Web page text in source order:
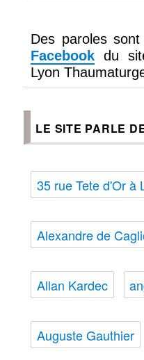
Des paroles
Facebook du
Lyon
LE SITE PARLE
35 rue Tete d'Or à
Alexandre de
Allan Kardec
Auguste Gauthier